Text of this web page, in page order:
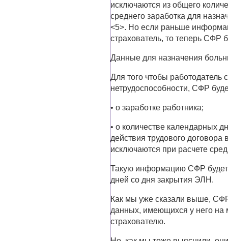
исключаются из общего
среднего заработка для
<5>. Но если раньше
страхователь, то теперь СФР
Данные для назначения
Для того чтобы
нетрудоспособности, СФР
• о заработке работника;
• о количестве календарных
действия трудового договора
исключаются при расчете
Такую информацию СФР
дней со дня закрытия ЭЛН.
Как мы уже сказали выше,
данных, имеющихся у него на
страхователю.